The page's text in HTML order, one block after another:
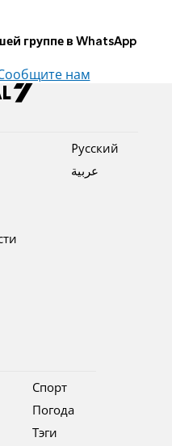
группе в WhatsApp
нам
Pусский
عربية
Спорт
Погода
Тэги